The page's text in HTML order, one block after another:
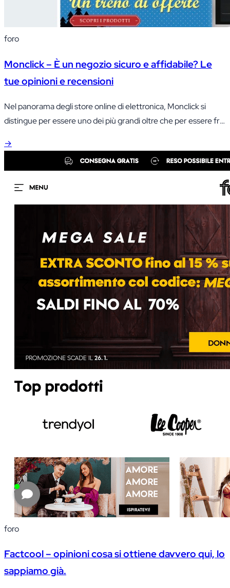
foro
Monclick – È un negozio sicuro e affidabile? Le
tue opinioni e recensioni
Nel panorama degli store online di elettronica, Monclick si
distingue per essere uno dei più grandi oltre che per essere fra
è infatti uno dei principali store online di elettrodomestici e
prodotti hi tech, per il mercato Italiano. Oltre che in Italia,
→
foro
Factcool – opinioni cosa si ottiene davvero qui, lo
sappiamo già.